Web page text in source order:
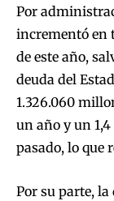
Por
incrementó en
de este año,
deuda del
1.326.060
un año y un
pasado, lo que
Por su parte,